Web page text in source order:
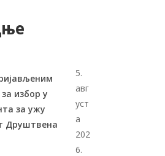
избор у
за ужу
Друштвена
5.
авг
уст
а
202
6.